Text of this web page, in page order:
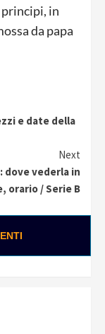
in
da papa
e date della
Next
dove vederla in
orario / Serie B